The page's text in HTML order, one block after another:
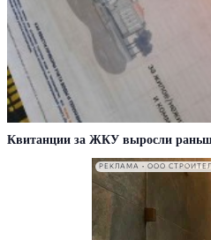
Квитанции за ЖКУ выросли